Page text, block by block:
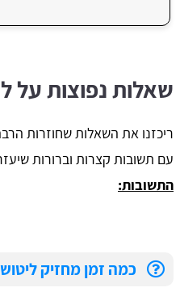
​שאלות נפוצות על
ריכזנו את השאלות שחוזרות
עם תשובות קצרות וברורות
התשובות:
כמה זמן מחזיק